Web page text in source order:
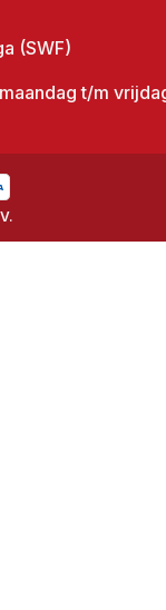
(SWF)
t/m